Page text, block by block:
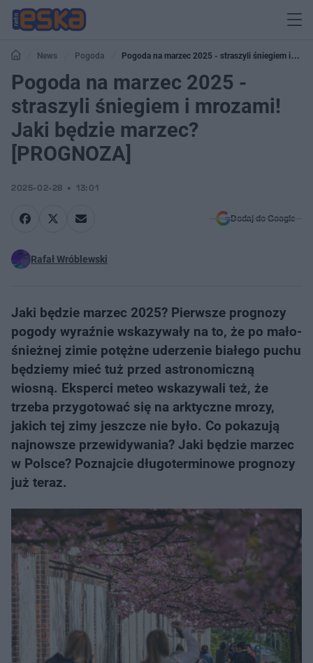
News Pogoda
Pogoda na marzec 2025 - straszyli śniegiem i
mrozami! Jaki będzie marzec? [PROGNOZA]
Pogoda na marzec 2025 -
straszyli śniegiem i mrozami!
Jaki będzie marzec?
[PROGNOZA]
2025-02-28 13:01
Dodaj do Google
Rafał Wróblewski
Jaki będzie marzec 2025? Pierwsze prognozy
pogody wyraźnie wskazywały na to, że po mało-
śnieżnej zimie potężne uderzenie białego puchu
będziemy mieć tuż przed astronomiczną
wiosną. Eksperci meteo wskazywali też, że
trzeba przygotować się na arktyczne mrozy,
jakich tej zimy jeszcze nie było. Co pokazują
najnowsze przewidywania? Jaki będzie marzec
w Polsce? Poznajcie długoterminowe prognozy
już teraz.